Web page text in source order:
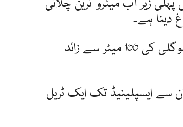
ہے۔
اس ٹرین کے ذریعے مسافروں کو دریائے ہوگلی کی 100 میٹر سے زائد
ہاوڑہ میدان سے ایسپلینیڈ تک ایک ٹریل